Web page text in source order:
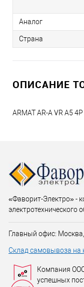
Аналог
Страна
ОПИСАНИЕ
ARMAT AR-A VR A5
«Фаворит-Электро» -
электротехнического
Главный офис:
Склад самовывоза на
Компания
успешных